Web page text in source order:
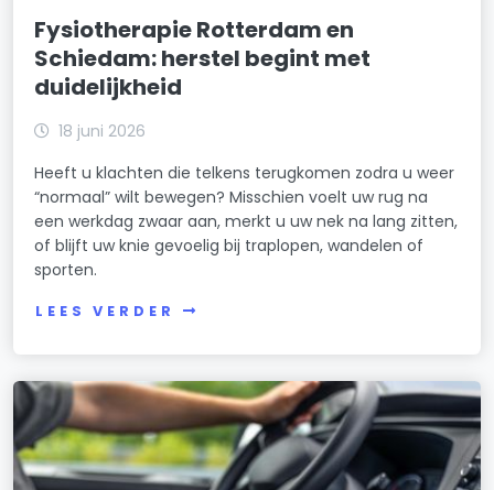
Fysiotherapie Rotterdam en
Schiedam: herstel begint met
duidelijkheid
18 juni 2026
Heeft u klachten die telkens terugkomen zodra u weer
“normaal” wilt bewegen? Misschien voelt uw rug na
een werkdag zwaar aan, merkt u uw nek na lang zitten,
of blijft uw knie gevoelig bij traplopen, wandelen of
sporten.
LEES VERDER